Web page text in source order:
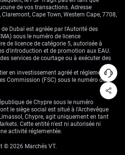
les États-Unis et l’Iran a réduit l’attrait
il faut rappeler que la situation reste
temporaire offre une fenêtre pour
Toutefois, nous devons
d’achat (calls) bon marché, très
couverture de portefeuille en cas de
sur les prochaines publications
de 0,9 % des ventes au détail en
reste solide, donnant à la Fed un
la lutte contre l’inflation. Toute
ce scénario pourrait déclencher une
de l’or.
de vos transactions. Adresse
Cape Town, Western Cape, 7708,
Dubaï est agréée par l'Autorité des
sous le numéro de licence
de licence de catégorie 5, autorisée à
d'introduction et de promotion aux EAU.
services de courtage ou à exécuter des
en investissement agréé et réglementé
Commission (FSC) sous le numéro de
de Chypre sous le numéro
le siège social est situé à l'Archevêque
Chypre, agit uniquement en tant
Cette entité n'est ni autorisée ni
activité réglementée.
© 2026 Marchés VT.